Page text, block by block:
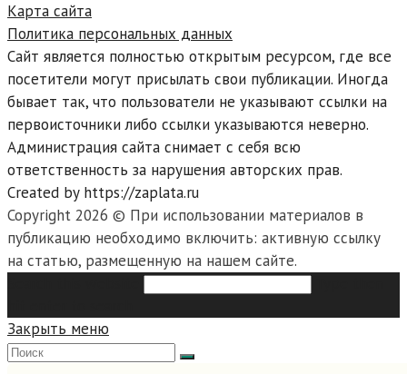
Карта сайта
Политика персональных данных
Сайт является полностью открытым ресурсом, где все
посетители могут присылать свои публикации. Иногда
бывает так, что пользователи не указывают ссылки на
первоисточники либо ссылки указываются неверно.
Администрация сайта снимает с себя всю
ответственность за нарушения авторских прав.
Created by https://zaplata.ru
Copyright 2026 © При использовании материалов в
публикацию необходимо включить: активную ссылку
на статью, размещенную на нашем сайте.
Закрыть меню